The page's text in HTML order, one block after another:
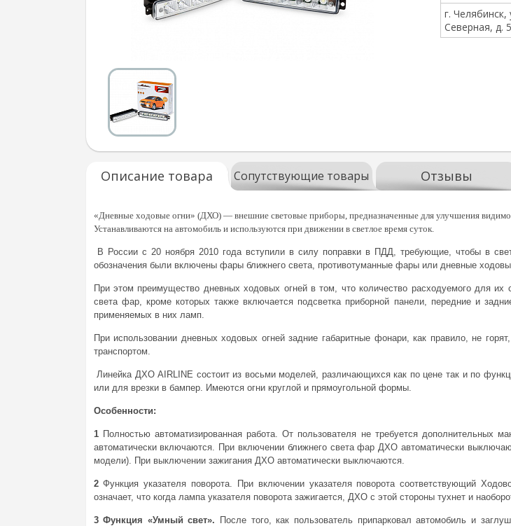
г. Челябинск,
Северная, д.
Описание товара Сопутствующие товары Отзывы
«Дневные ходовые огни» (ДХО) — внешние световые приборы, предназначенные для улучшения
Устанавливаются на автомобиль и используются при движении в светлое время суток.
В России с 20 ноября 2010 года вступили в силу поправки в ПДД, требующие, чтобы в
обозначения были включены фары ближнего света, противотуманные фары или дневные
При этом преимущество дневных ходовых огней в том, что количество расходуемого для
света фар, кроме которых также включается подсветка приборной панели, передние и
применяемых в них ламп.
При использовании дневных ходовых огней задние габаритные фонари, как правило, не
транспортом.
Линейка ДХО AIRLINE состоит из восьми моделей, различающихся как по цене так и по
или для врезки в бампер. Имеются огни круглой и прямоугольной формы.
Особенности:
1Полностью автоматизированная работа. От пользователя не требуется
автоматически включаются. При включении ближнего света фар ДХО автоматически
модели). При выключении зажигания ДХО автоматически выключаются.
2Функция указателя поворота. При включении указателя поворота соответствующий
означает, что когда лампа указателя поворота зажигается, ДХО с этой стороны тухнет и
3 Функция «Умный свет».
После того, как пользователь припарковал автомобиль и